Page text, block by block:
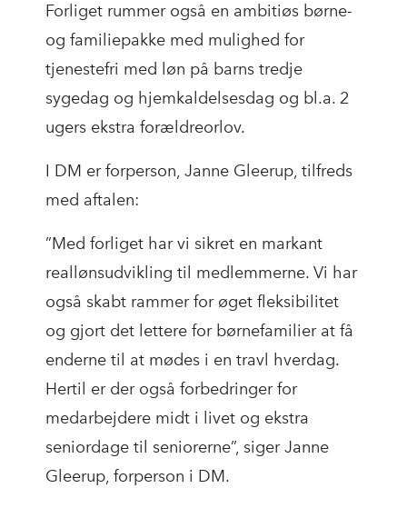
Forliget rummer også en ambitiøs børne-
og familiepakke med mulighed for
tjenestefri med løn på barns tredje
sygedag og hjemkaldelsesdag og bl.a. 2
ugers ekstra forældreorlov.
I DM er forperson, Janne Gleerup, tilfreds
med aftalen:
”Med forliget har vi sikret en markant
reallønsudvikling til medlemmerne. Vi har
også skabt rammer for øget fleksibilitet
og gjort det lettere for børnefamilier at få
enderne til at mødes i en travl hverdag.
Hertil er der også forbedringer for
medarbejdere midt i livet og ekstra
seniordage til seniorerne”, siger Janne
Gleerup, forperson i DM.